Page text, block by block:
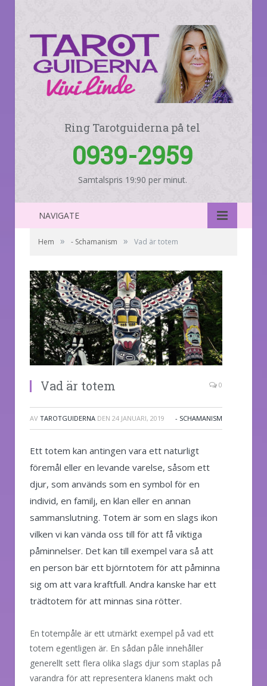
Ring Tarotguiderna på tel
0939-2959
Samtalspris 19:90 per minut.
NAVIGATE
Hem » - Schamanism » Vad är totem
Vad är totem 0
AV TAROTGUIDERNA DEN 24 JANUARI, 2019 - SCHAMANISM
Ett totem kan antingen vara ett naturligt
föremål eller en levande varelse, såsom ett
djur, som används som en symbol för en
individ, en familj, en klan eller en annan
sammanslutning. Totem är som en slags ikon
vilken vi kan vända oss till för att få viktiga
påminnelser. Det kan till exempel vara så att
en person bär ett björntotem för att påminna
sig om att vara kraftfull. Andra kanske har ett
trädtotem för att minnas sina rötter.
En totempåle är ett utmärkt exempel på vad ett
totem egentligen är. En sådan påle innehåller
generellt sett flera olika slags djur som staplas på
varandra för att representera klanens makt och